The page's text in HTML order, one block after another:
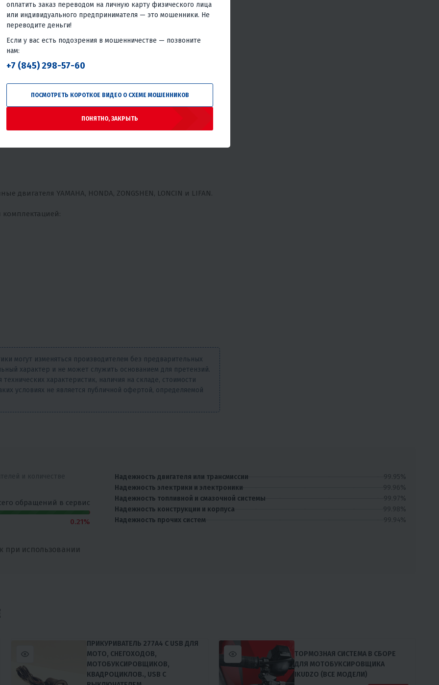
эргономиченые, мягкие с улучшенной системой
о пользователе как IKUDZO.
двигателя YAMAHA, HONDA, ZONGSHEN, LONCIN и LIFAN.
могут изменяться производителем без предварительных
характер и не может служить основанием для претензий.
характеристик, наличия на складе, стоимости
условиях не является публичной офертой, определяемой
обращений в сервис
0.21%
при использовании
Надежность двигателя или трансмиссии
99.95%
Надежность электрики и электроники
99.96%
Надежность топливной и смазочной системы
99.97%
Надежность конструкции и корпуса
99.98%
Надежность прочих систем
99.94%
ПРИКУРИВАТЕЛЬ 277А4 С USB ДЛЯ
МОТО, СНЕГОХОДОВ,
МОТОБУКСИРОВЩИКОВ,
КВАДРОЦИКЛОВ., USB С
ТОРМОЗНАЯ СИСТЕМА В СБОРЕ
ДЛЯ МОТОБУКСИРОВЩИКА
IKUDZO (ВСЕ МОДЕЛИ)
оплатить заказ переводом на личную карту физического лица
или индивидуального предпринимателя — это мошенники. Не
переводите деньги!
Если у вас есть подозрения в мошенничестве — позвоните
нам:
+7 (845) 298-57-60
ПОСМОТРЕТЬ КОРОТКОЕ ВИДЕО О СХЕМЕ МОШЕННИКОВ
ПОНЯТНО, ЗАКРЫТЬ